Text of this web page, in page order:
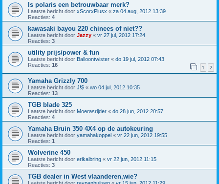
Is polaris een betrouwbaar merk?
Laatste bericht door xScorxPiusx « za 04 aug, 2012 13:39
Reacties: 4
kawasaki bayou 220 chinees of niet??
Laatste bericht door Jazzy « vr 27 jul, 2012 17:24
Reacties: 3
utility prijs/power & fun
Laatste bericht door Balloontwister « do 19 jul, 2012 07:43
Reacties: 16 1 2
Yamaha Grizzly 700
Laatste bericht door J!$ « wo 04 jul, 2012 10:35
Reacties: 13
TGB blade 325
Laatste bericht door Moerasrijder « do 28 jun, 2012 20:57
Reacties: 4
Yamaha Bruin 350 4X4 op de autokeuring
Laatste bericht door yamahakoppel « vr 22 jun, 2012 19:55
Reacties: 1
Wolverine 450
Laatste bericht door erikalbring « vr 22 jun, 2012 11:15
Reacties: 3
TGB dealer in West vlaanderen,wie?